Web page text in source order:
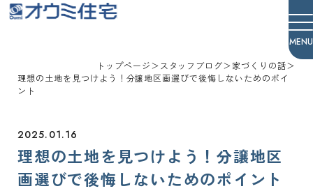
トップページ＞ スタッフブログ＞家づくりの話＞
理想の土地を見つけよう！分譲地区画選びで後悔しないためのポイ
ント
2025.01.16
理想の土地を見つけよう！分譲地区
画選びで後悔しないためのポイント